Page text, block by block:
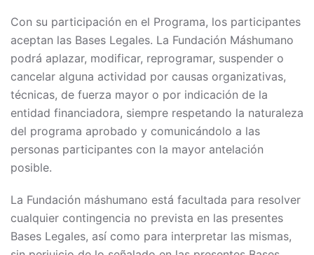
Con su participación en el Programa, los participantes
aceptan las Bases Legales. La Fundación Máshumano
podrá aplazar, modificar, reprogramar, suspender o
cancelar alguna actividad por causas organizativas,
técnicas, de fuerza mayor o por indicación de la
entidad financiadora, siempre respetando la naturaleza
del programa aprobado y comunicándolo a las
personas participantes con la mayor antelación
posible.
La Fundación máshumano está facultada para resolver
cualquier contingencia no prevista en las presentes
Bases Legales, así como para interpretar las mismas,